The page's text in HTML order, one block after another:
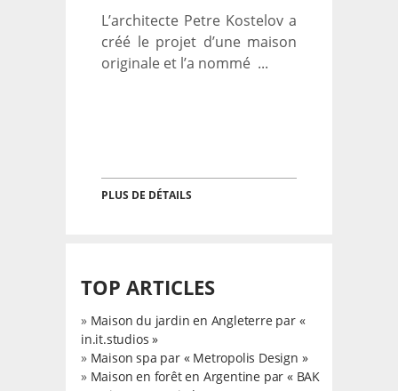
L’architecte Petre Kostelov a
créé le projet d’une maison
originale et l’a nommé ...
PLUS DE DÉTAILS
TOP ARTICLES
» Maison du jardin en Angleterre par «
in.it.studios »
» Maison spa par « Metropolis Design »
» Maison en forêt en Argentine par « BAK